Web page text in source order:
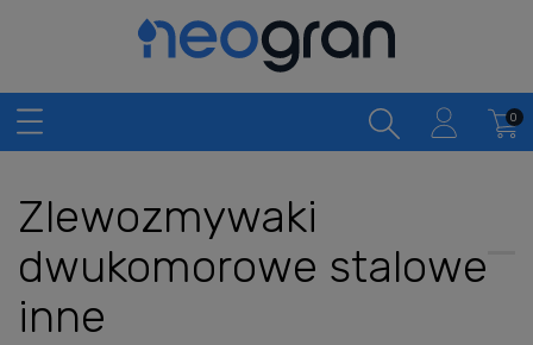
Zlewozmywaki
dwukomorowe stalowe
inne